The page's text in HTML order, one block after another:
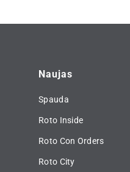
Naujas
Spauda
Roto Inside
Roto Con Orders
Roto City